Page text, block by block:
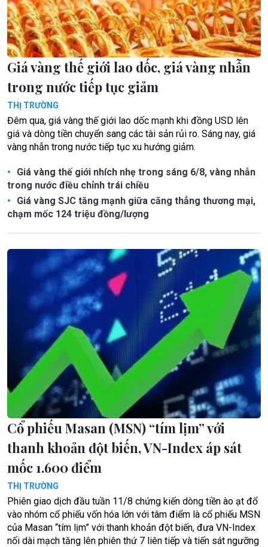
Giá vàng thế giới lao dốc, giá vàng nhẫn
trong nước tiếp tục giảm
THỊ TRƯỜNG
Đêm qua, giá vàng thế giới lao dốc mạnh khi đồng USD lên
giá và dòng tiền chuyển sang các tài sản rủi ro. Sáng nay, giá
vàng nhẫn trong nước tiếp tục xu hướng giảm.
Giá vàng thế giới nhích nhẹ trong sáng 6/8, vàng nhẫn
trong nước điều chỉnh trái chiều
Giá vàng SJC tăng mạnh giữa căng thẳng thương mại,
chạm mốc 124 triệu đồng/lượng
Cổ phiếu Masan (MSN) “tím lịm” với
thanh khoản đột biến, VN-Index áp sát
mốc 1.600 điểm
THỊ TRƯỜNG
Phiên giao dịch đầu tuần 11/8 chứng kiến dòng tiền ào ạt đổ
vào nhóm cổ phiếu vốn hóa lớn với tâm điểm là cổ phiếu MSN
của Masan “tím lịm” với thanh khoản đột biến, đưa VN-Index
nối dài mạch tăng lên phiên thứ 7 liên tiếp và tiến sát ngưỡng